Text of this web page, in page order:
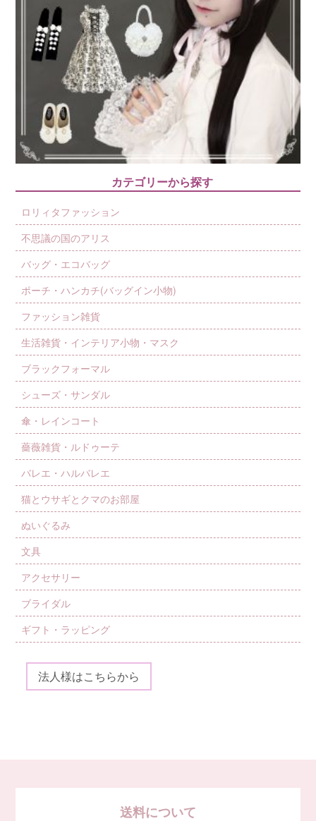
カテゴリーから探す
ロリィタファッション
不思議の国のアリス
バッグ・エコバッグ
ポーチ・ハンカチ(バッグイン小物)
ファッション雑貨
生活雑貨・インテリア小物・マスク
ブラックフォーマル
シューズ・サンダル
傘・レインコート
薔薇雑貨・ルドゥーテ
バレエ・ハルバレエ
猫とウサギとクマのお部屋
ぬいぐるみ
文具
アクセサリー
ブライダル
ギフト・ラッピング
法人様はこちらから
送料について